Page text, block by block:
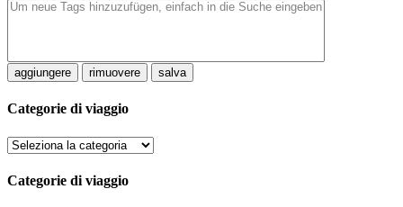
aggiungere rimuovere salva
Categorie di viaggio
Categorie di viaggio